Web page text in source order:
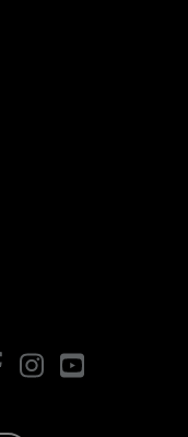
FacebookInstagramYouTube